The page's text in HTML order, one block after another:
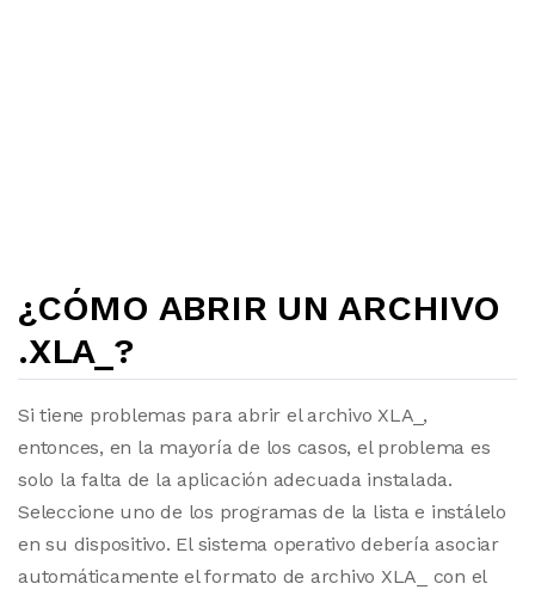
¿CÓMO ABRIR UN ARCHIVO
.XLA_?
Si tiene problemas para abrir el archivo XLA_,
entonces, en la mayoría de los casos, el problema es
solo la falta de la aplicación adecuada instalada.
Seleccione uno de los programas de la lista e instálelo
en su dispositivo. El sistema operativo debería asociar
automáticamente el formato de archivo XLA_ con el